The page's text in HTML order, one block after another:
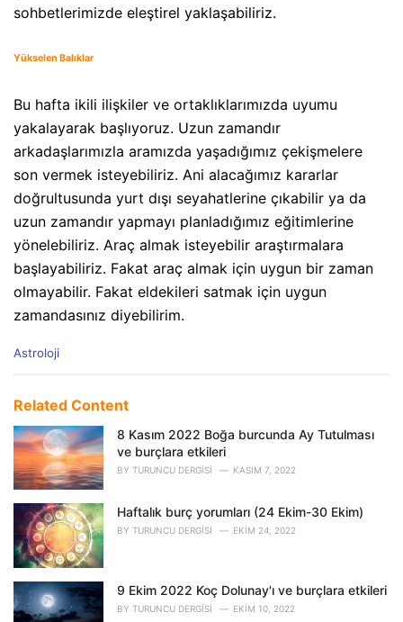
sohbetlerimizde eleştirel yaklaşabiliriz.
Yükselen Balıklar
Bu hafta ikili ilişkiler ve ortaklıklarımızda uyumu
yakalayarak başlıyoruz. Uzun zamandır
arkadaşlarımızla aramızda yaşadığımız çekişmelere
son vermek isteyebiliriz. Ani alacağımız kararlar
doğrultusunda yurt dışı seyahatlerine çıkabilir ya da
uzun zamandır yapmayı planladığımız eğitimlerine
yönelebiliriz. Araç almak isteyebilir araştırmalara
başlayabiliriz. Fakat araç almak için uygun bir zaman
olmayabilir. Fakat eldekileri satmak için uygun
zamandasınız diyebilirim.
C
e
o
r
i
e
Astroloji
Related Content
8 Kasım 2022 Boğa burcunda Ay Tutulması
ve burçlara etkileri
BY TURUNCU DERGISI KASIM 7, 2022
Haftalık burç yorumları (24 Ekim-30 Ekim)
BY TURUNCU DERGISI EKIM 24, 2022
9 Ekim 2022 Koç Dolunay'ı ve burçlara etkileri
BY TURUNCU DERGISI EKIM 10, 2022